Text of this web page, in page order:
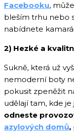
Facebooku,
bleším trhu nebo
nabídnete
2) Hezké a
Sukně, která už
nemoderní boty
pokusit zpeněžit
udělají tam, kde
odneste
azylových domů,